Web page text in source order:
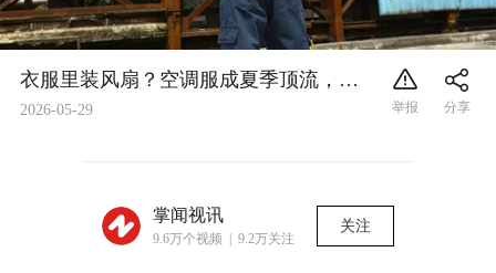
衣服里装风扇？空调服成夏季顶流，一天卖200件，户外工作者：凉快多了
2026-05-29
掌闻视讯
9.6万个视频 | 9.2万关注
关注